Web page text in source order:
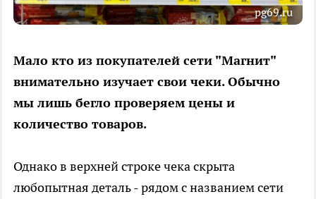
pg69.ru
Мало кто из покупателей сети "Магнит"
внимательно изучает свои чеки. Обычно
мы лишь бегло проверяем цены и
количество товаров.
Однако в верхней строке чека скрыта
любопытная деталь - рядом с названием сети